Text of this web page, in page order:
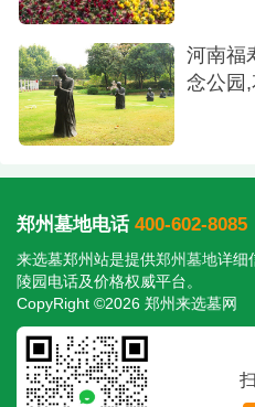
陵园的免费接送服务，进
做出最适合的选择。河南福
念公园
郑州墓地电话 400-602-8085
来选墓郑州站是提供郑州墓地详细
陵园电话及价格权威平台。
CopyRight ©2026 郑州来选墓网